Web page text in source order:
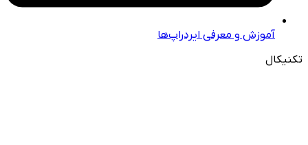
آموزش و معرفی ایردراپ‌ها
تکنیکال